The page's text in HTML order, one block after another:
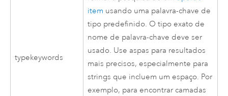
typekeywords
item usando uma palavra-chave de
tipo predefinido. O tipo exato de
nome de palavra-chave deve ser
usado. Use aspas para resultados
mais precisos, especialmente para
strings que incluem um espaço. Por
exemplo, para encontrar camadas